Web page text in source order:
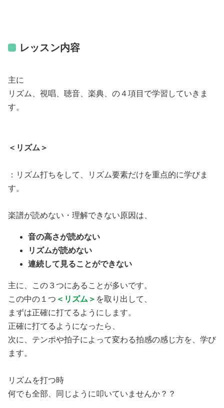
レッスン内容
主に
リズム、視唱、聴音、楽典、の４項目で学習していきま
す。
＜リズム＞
：リズム打ちをして、リズム要素だけを重点的に学びま
す。
楽譜が読めない・理解できない原因は、
音の高さが読めない
リズムが読めない
連続して見ることができない
主に、この３つにあることが多いです。
この中の１つ ＜リズム＞ を取り出して、
まずは正確に打てるようにします。
正確に打てるようになったら、
次に、テンポや拍子によって変わる拍感の感じ方を、学び
ます。
リズムを打つ時
何でも全部、同じように叩いていませんか？？